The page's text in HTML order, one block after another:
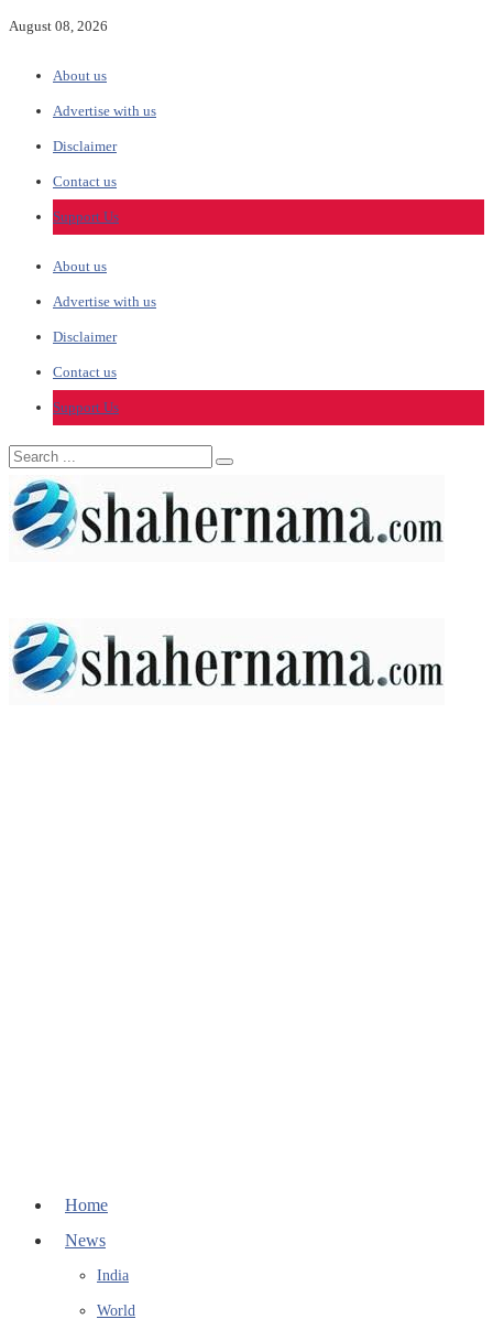
August 08, 2026
About us
Advertise with us
Disclaimer
Contact us
Support Us
About us
Advertise with us
Disclaimer
Contact us
Support Us
Home
News
India
World